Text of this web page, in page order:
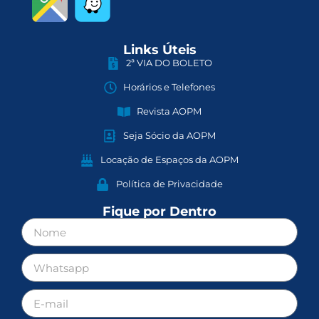
Links Úteis
2ª VIA DO BOLETO
Horários e Telefones
Revista AOPM
Seja Sócio da AOPM
Locação de Espaços da AOPM
Política de Privacidade
Fique por Dentro